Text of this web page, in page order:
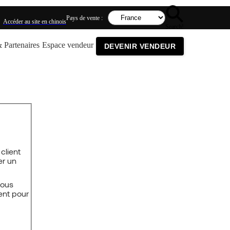
Accéder au site en chinoisPays de vente :
Partenaires Espace vendeur DEVENIR VENDEUR
un
pour